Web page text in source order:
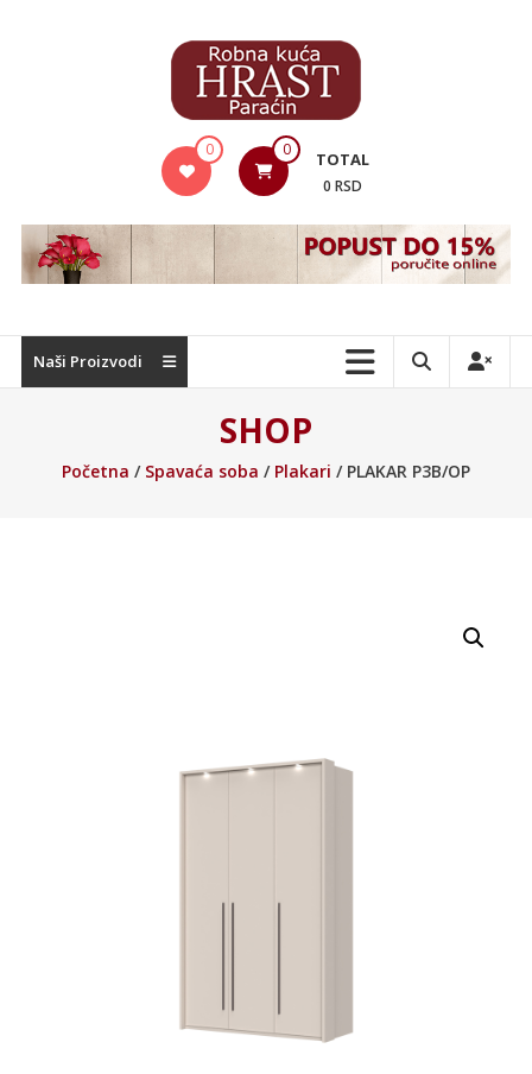
Nameštaj
0 0 TOTAL
0 RSD
Naši Proizvodi
SHOP
Početna / Spavaća soba / Plakari / PLAKAR P3B/OP